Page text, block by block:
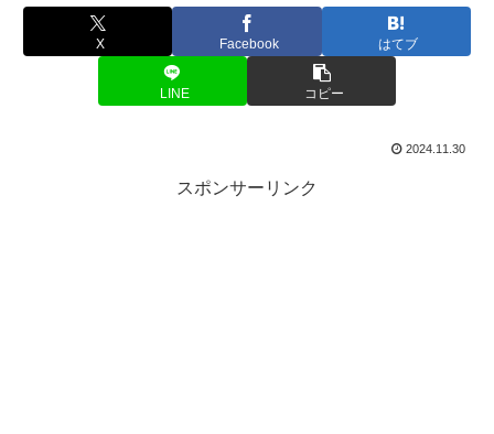
X Facebook はてブ
LINE コピー
2024.11.30
スポンサーリンク